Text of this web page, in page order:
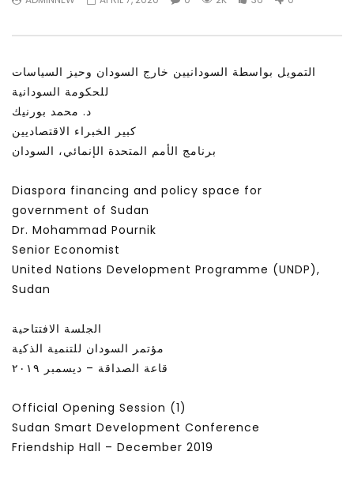
من التأزيم أم مفتاح للحل؟ Prof. Allam
APRIL 9, 2023
الشباب: التحديات و الفرص
التمويل بواسطة السودانيين خارج السودان وحيز السياسات
للحكومة السودانية
د. محمد بورنيك
كبير الخبراء الاقتصاديين
برنامج الأمم المتحدة الإنمائي، السودان
Diaspora financing and policy space for
government of Sudan
Dr. Mohammad Pournik
Senior Economist
United Nations Development Programme (UNDP),
Sudan
الجلسة الافتتاحية
مؤتمر السودان للتنمية الذكية
قاعة الصداقة – ديسمبر ٢٠١٩
Official Opening Session (1)
Sudan Smart Development Conference
Friendship Hall – December 2019